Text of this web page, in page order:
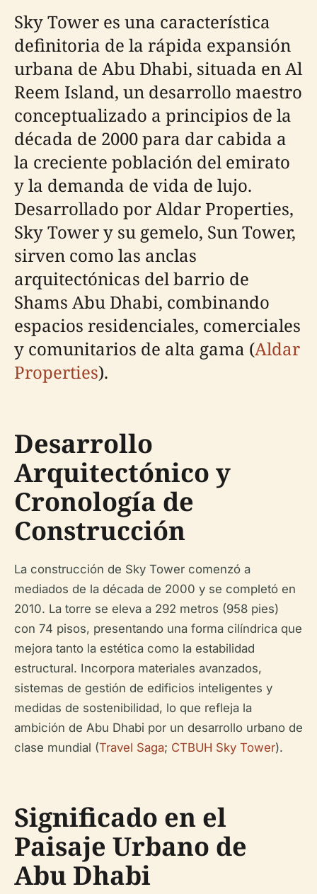
Sky Tower es una característica
definitoria de la rápida expansión
urbana de Abu Dhabi, situada en Al
Reem Island, un desarrollo maestro
conceptualizado a principios de la
década de 2000 para dar cabida a
la creciente población del emirato
y la demanda de vida de lujo.
Desarrollado por Aldar Properties,
Sky Tower y su gemelo, Sun Tower,
sirven como las anclas
arquitectónicas del barrio de
Shams Abu Dhabi, combinando
espacios residenciales, comerciales
y comunitarios de alta gama (Aldar
Properties).
Desarrollo
Arquitectónico y
Cronología de
Construcción
La construcción de Sky Tower comenzó a
mediados de la década de 2000 y se completó en
2010. La torre se eleva a 292 metros (958 pies)
con 74 pisos, presentando una forma cilíndrica que
mejora tanto la estética como la estabilidad
estructural. Incorpora materiales avanzados,
sistemas de gestión de edificios inteligentes y
medidas de sostenibilidad, lo que refleja la
ambición de Abu Dhabi por un desarrollo urbano de
clase mundial (Travel Saga; CTBUH Sky Tower).
Significado en el
Paisaje Urbano de
Abu Dhabi